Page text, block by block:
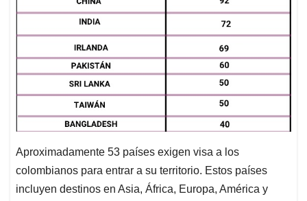
Aproximadamente 53 países exigen visa a los
colombianos para entrar a su territorio. Estos países
incluyen destinos en Asia, África, Europa, América y